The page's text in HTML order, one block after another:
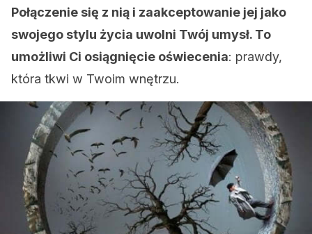
Połączenie się z nią i zaakceptowanie jej jako
swojego stylu życia uwolni Twój umysł. To
umożliwi Ci osiągnięcie oświecenia: prawdy,
która tkwi w Twoim wnętrzu.